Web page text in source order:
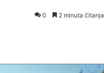
0 2 minuta čitanja